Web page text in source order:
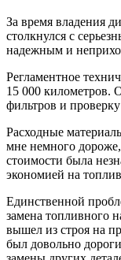
За время владения
столкнулся с
надежным и
Регламентное
15 000 километров.
фильтров и
Расходные
мне немного
стоимости была
экономией на
Единственной
замена топливного
вышел из строя на
был довольно